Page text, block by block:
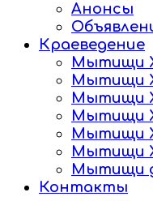
Анонсы
Краеведение
Мытищи
Мытищи
Мытищи
Мытищи
Мытищи
Мытищи
Мытищи
Контакты